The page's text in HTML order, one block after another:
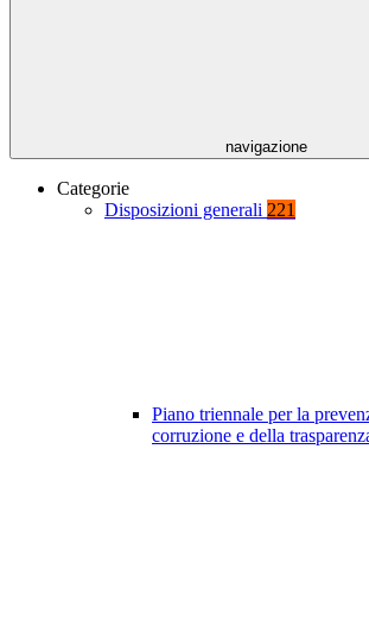
navigazione
Categorie
Disposizioni generali 221
Piano triennale per la
corruzione e della